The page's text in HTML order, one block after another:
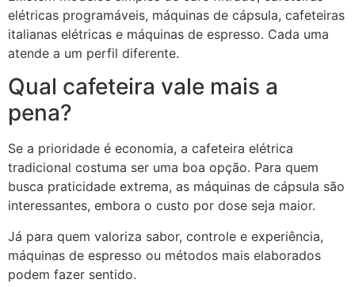
elétricas programáveis, máquinas de cápsula, cafeteiras
italianas elétricas e máquinas de espresso. Cada uma
atende a um perfil diferente.
Qual cafeteira vale mais a
pena?
Se a prioridade é economia, a cafeteira elétrica
tradicional costuma ser uma boa opção. Para quem
busca praticidade extrema, as máquinas de cápsula são
interessantes, embora o custo por dose seja maior.
Já para quem valoriza sabor, controle e experiência,
máquinas de espresso ou métodos mais elaborados
podem fazer sentido.